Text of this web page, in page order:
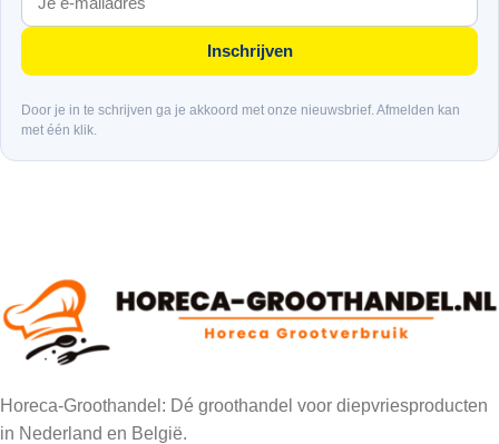
Inschrijven
Door je in te schrijven ga je akkoord met onze nieuwsbrief. Afmelden kan
met één klik.
Horeca-Groothandel: Dé groothandel voor diepvriesproducten
in Nederland en België.